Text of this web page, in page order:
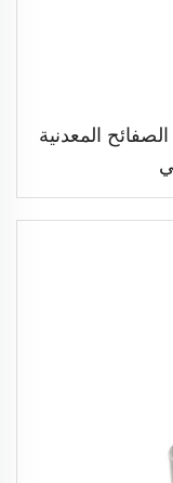
المعدنية